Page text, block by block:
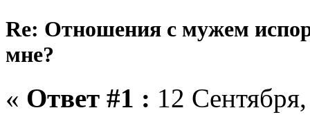
Re: Отношения с мужем
мне?
« Ответ #1 : 12